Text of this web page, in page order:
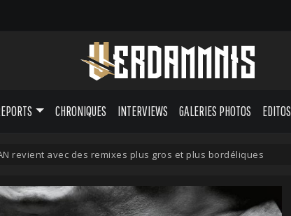
CHRONIQUES INTERVIEWS GALERIES PHOTOS EDITOS
revient avec des remixes plus gros et plus bordéliques